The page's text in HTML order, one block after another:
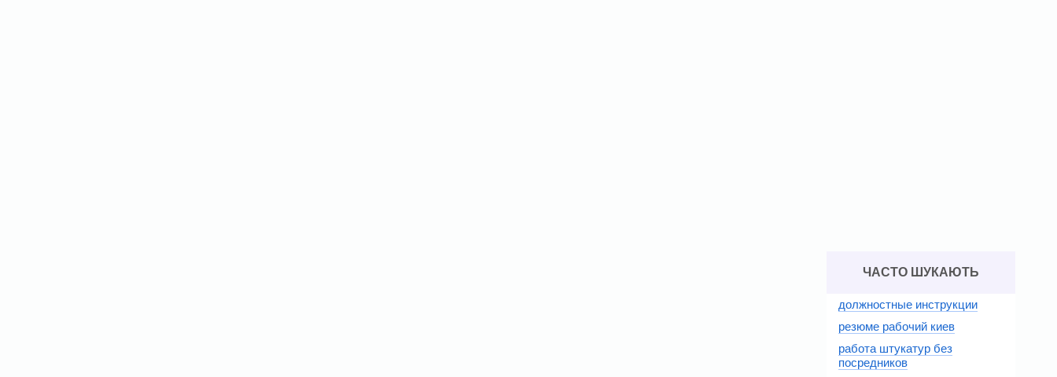
ЧАСТО ШУКАЮТЬ
должностные инструкции
резюме рабочий киев
работа штукатур без
посредников